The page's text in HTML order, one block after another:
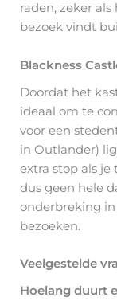
raden, zeker
bezoek vindt
Blackness
Doordat het
ideaal om te
voor een
in Outlander)
extra stop als
dus geen hele
onderbreking
bezoeken.
Veelgestelde
Hoelang duurt